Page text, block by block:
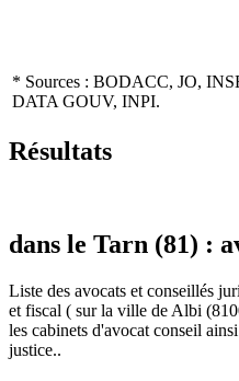
* Sources : BODACC, JO,
DATA GOUV, INPI.
Résultats
dans le Tarn (81) :
Liste des avocats et conseillés
et fiscal ( sur la ville de Albi
les cabinets d'avocat conseil
justice..